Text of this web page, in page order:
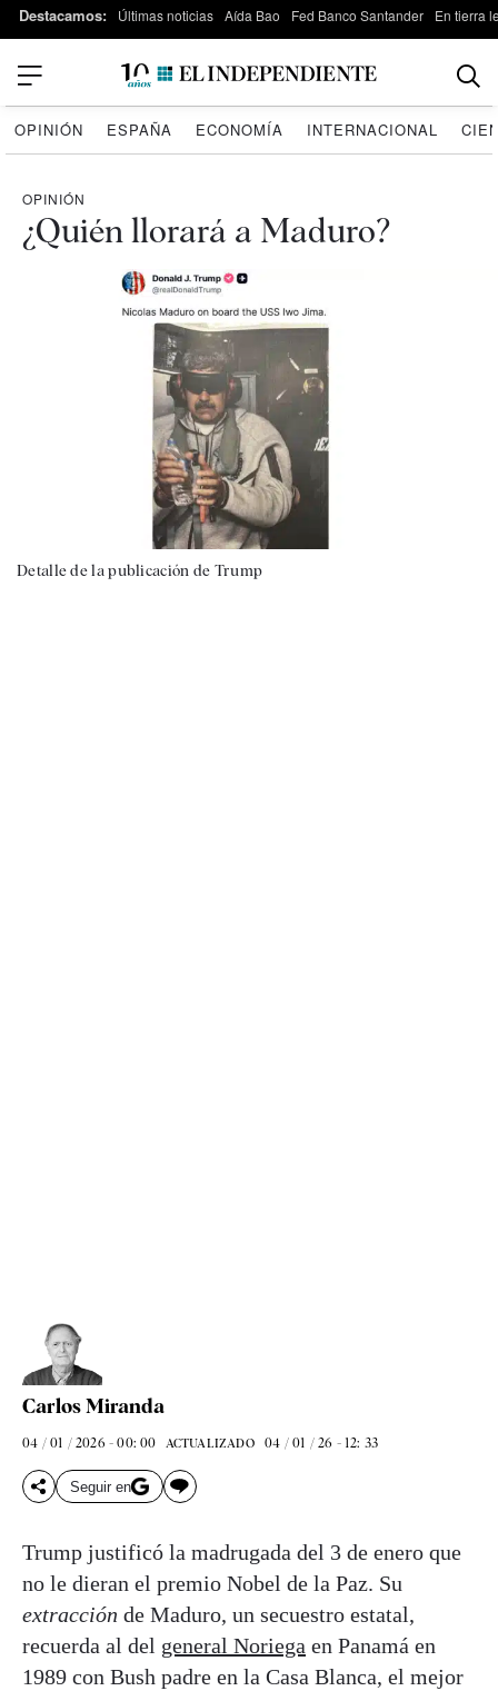
Destacamos: Últimas noticias Aída Bao Fed Banco Santander En tierra
OPINIÓN ESPAÑA ECONOMÍA INTERNACIONAL
OPINIÓN
¿Quién llorará a Maduro?
Detalle de la publicación de Trump
Carlos Miranda
04 / 01 / 2026 - 00: 00 ACTUALIZADO 04 / 01 / 26 - 12: 33
Seguir en
Trump justificó la madrugada del 3 de enero que
no le dieran el premio Nobel de la Paz. Su
extracción de Maduro, un secuestro estatal,
recuerda al del general Noriega en Panamá en
1989 con Bush padre en la Casa Blanca, el mejor